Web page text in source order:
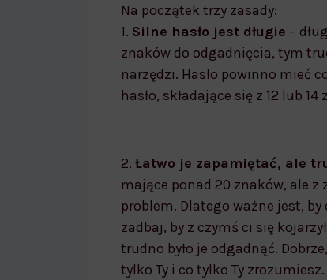
Na początek trzy zasady:
1. Silne hasło jest długie –
znaków do odgadnięcia, tym
narzędzi. Hasło powinno mieć
hasło, składające się z 12 lub 14
2. Łatwo je zapamiętać, ale
mające ponad 20 znaków, ale
problem. Dlatego ważne jest, by
zadbaj, by z czymś ci się
trudno było je odgadnąć.
tylko Ty i co tylko Ty zrozumiesz.